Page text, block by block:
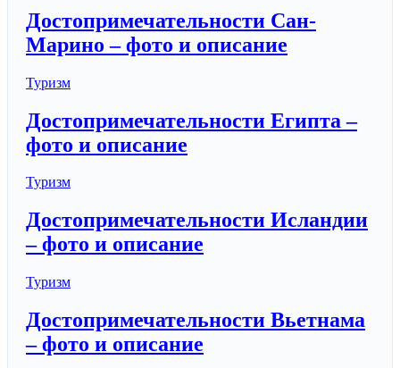
Достопримечательности Сан-
Марино – фото и описание
Туризм
Достопримечательности Египта –
фото и описание
Туризм
Достопримечательности Исландии
– фото и описание
Туризм
Достопримечательности Вьетнама
– фото и описание